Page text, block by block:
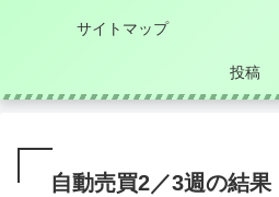
サイトマップ
投稿
自動売買2／3週の結果